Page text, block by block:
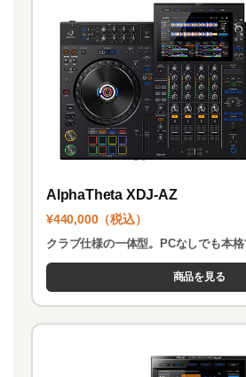
AlphaTheta XDJ-AZ
¥440,000（税込）
クラブ仕様の一体型。PCなしでも本格
商品を見る